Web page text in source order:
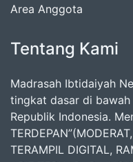
Area Anggota
Tentang Kami
Madrasah Ibtidaiyah
tingkat dasar di bawah
Republik Indonesia.
TERAMPIL DIGITAL,